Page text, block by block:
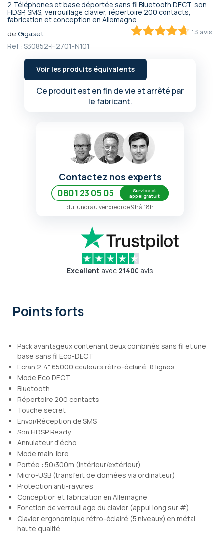
2 Téléphones et base déportée sans fil Bluetooth DECT, son
HDSP, SMS, verrouillage clavier, répertoire 200 contacts,
fabrication et conception en Allemagne
13 avis
de Gigaset
Ref : S30852-H2701-N101
Voir les produits équivalents
Ce produit est en fin de vie et arrêté par
le fabricant.
Passer
au
début
de
la
Galerie
d’images
Contactez nos experts
0801 23 05 05
Service et
appel gratuit
du lundi au vendredi de 9h à 18h
Excellent avec 21400 avis
Points forts
Pack avantageux contenant deux combinés sans fil et une
base sans fil Eco-DECT
Ecran 2,4" 65000 couleurs rétro-éclairé, 8 lignes
Mode Eco DECT
Bluetooth
Répertoire 200 contacts
Touche secret
Envoi/Réception de SMS
Son HDSP Ready
Annulateur d'écho
Mode main libre
Portée : 50/300m (intérieur/extérieur)
Micro-USB (transfert de données via ordinateur)
Protection anti-rayures
Conception et fabrication en Allemagne
Fonction de verrouillage du clavier (appui long sur #)
Clavier ergonomique rétro-éclairé (5 niveaux) en métal
haute qualité